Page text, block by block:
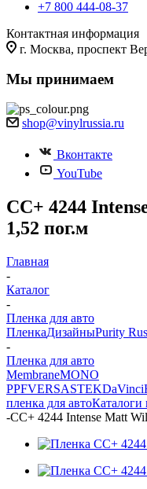
+7 800 444-08-37
Контактная информация
г. Москва, проспект
Мы принимаем
shop@vinylrussia.ru
Вконтакте
YouTube
CC+ 4244
1,52 пог.м
Главная
-
Каталог
-
Пленка для авто
ПленкаДизайныPurity
-
Пленка для авто
MembraneMONO
PPFVERSASTEKDaVinci
пленка для автоКаталоги
-CC+ 4244 Intense Matt